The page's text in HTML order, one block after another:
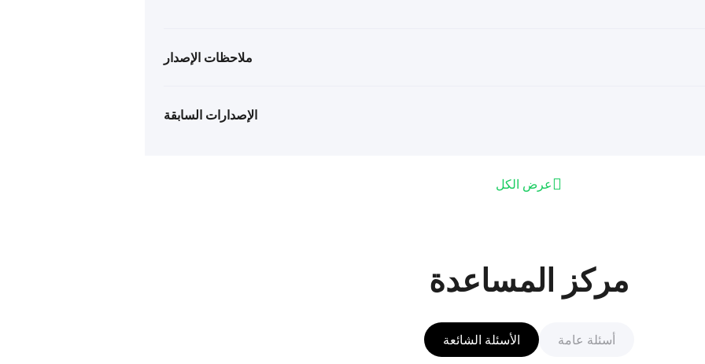
ملاحظات الإصدار
الإصدارات السابقة
عرض الكل
مركز المساعدة
الأسئلة الشائعة أسئلة عامة